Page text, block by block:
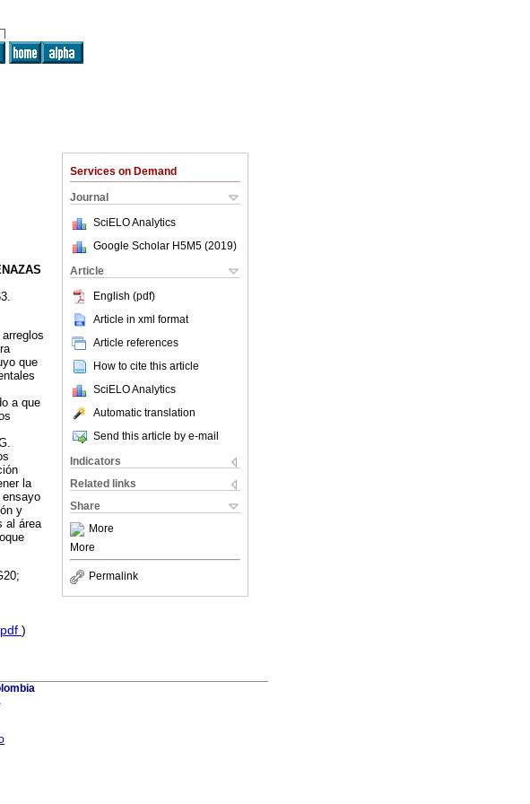
Services on Demand
Journal
SciELO Analytics
Google Scholar H5M5 (2019)
Article
English (pdf)
Article in xml format
Article references
How to cite this article
SciELO Analytics
Automatic translation
Send this article by e-mail
Indicators
Related links
Share
More
More
Permalink
que
a que
la
y
al área
pdf )